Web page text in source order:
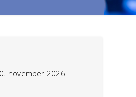
november 2026